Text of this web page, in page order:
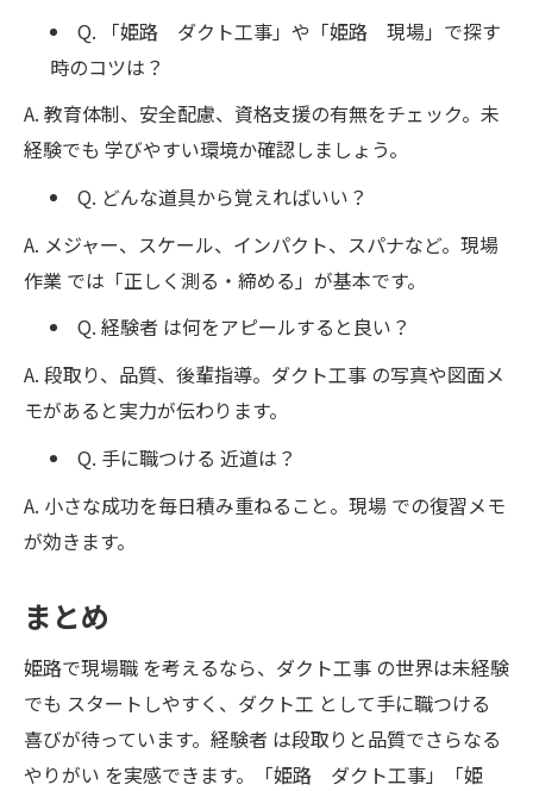
Q. 「姫路 ダクト工事」や「姫路 現場」で探す
時のコツは？
A. 教育体制、安全配慮、資格支援の有無をチェック。未
経験でも 学びやすい環境か確認しましょう。
Q. どんな道具から覚えればいい？
A. メジャー、スケール、インパクト、スパナなど。現場
作業 では「正しく測る・締める」が基本です。
Q. 経験者 は何をアピールすると良い？
A. 段取り、品質、後輩指導。ダクト工事 の写真や図面メ
モがあると実力が伝わります。
Q. 手に職つける 近道は？
A. 小さな成功を毎日積み重ねること。現場 での復習メモ
が効きます。
まとめ
姫路で現場職 を考えるなら、ダクト工事 の世界は未経験
でも スタートしやすく、ダクト工 として手に職つける
喜びが待っています。経験者 は段取りと品質でさらなる
やりがい を実感できます。「姫路 ダクト工事」「姫